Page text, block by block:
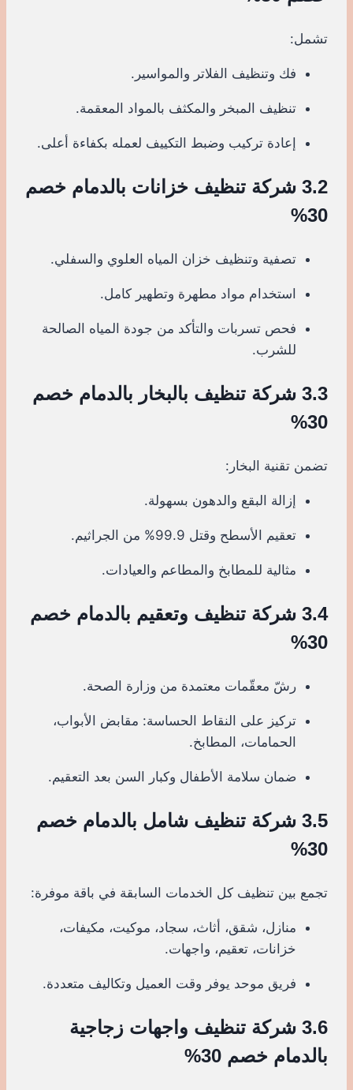
تشمل:
فك وتنظيف الفلاتر والمواسير.
تنظيف المبخر والمكثف بالمواد المعقمة.
إعادة تركيب وضبط التكييف لعمله بكفاءة أعلى.
3.2 شركة تنظيف خزانات بالدمام خصم
30%
تصفية وتنظيف خزان المياه العلوي والسفلي.
استخدام مواد مطهرة وتطهير كامل.
فحص تسربات والتأكد من جودة المياه الصالحة
للشرب.
3.3 شركة تنظيف بالبخار بالدمام خصم
30%
تضمن تقنية البخار:
إزالة البقع والدهون بسهولة.
تعقيم الأسطح وقتل 99.9% من الجراثيم.
مثالية للمطابخ والمطاعم والعيادات.
3.4 شركة تنظيف وتعقيم بالدمام خصم
30%
رشّ معقّمات معتمدة من وزارة الصحة.
تركيز على النقاط الحساسة: مقابض الأبواب،
الحمامات، المطابخ.
ضمان سلامة الأطفال وكبار السن بعد التعقيم.
3.5 شركة تنظيف شامل بالدمام خصم
30%
تجمع بين تنظيف كل الخدمات السابقة في باقة موفرة:
منازل، شقق، أثاث، سجاد، موكيت، مكيفات،
خزانات، تعقيم، واجهات.
فريق موحد يوفر وقت العميل وتكاليف متعددة.
3.6 شركة تنظيف واجهات زجاجية
بالدمام خصم 30%